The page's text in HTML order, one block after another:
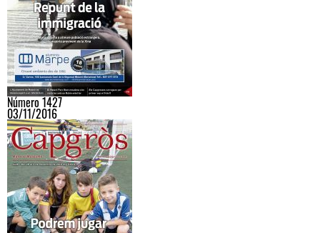
Número 1427
03/11/2016